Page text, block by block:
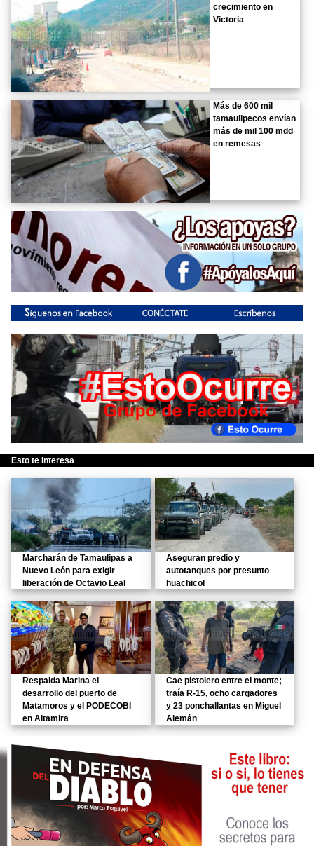
crecimiento en
Victoria
Más de 600 mil
tamaulipecos envían
más de mil 100 mdd
en remesas
Esto te Interesa
Marcharán de Tamaulipas a
Nuevo León para exigir
liberación de Octavio Leal
Aseguran predio y
autotanques por presunto
huachicol
Respalda Marina el
desarrollo del puerto de
Matamoros y el PODECOBI
en Altamira
Cae pistolero entre el monte;
traía R-15, ocho cargadores
y 23 ponchallantas en Miguel
Alemán